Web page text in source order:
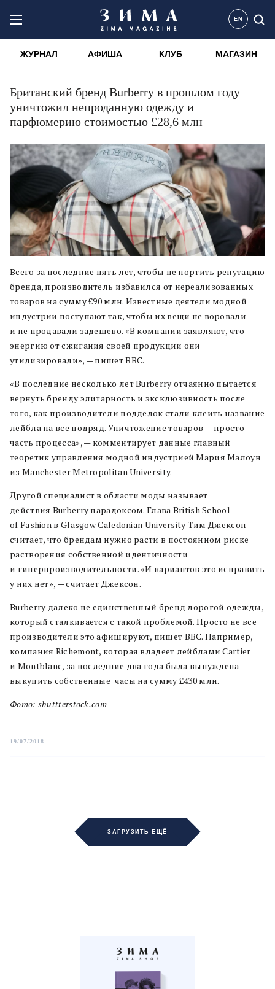
EN
ЖУРНАЛ АФИША КЛУБ МАГАЗИН
Британский бренд Burberry в прошлом году
уничтожил непроданную одежду и
парфюмерию стоимостью £28,6 млн
Всего за последние пять лет, чтобы не портить репутацию
бренда, производитель избавился от нереализованных
товаров на сумму £90 млн. Известные деятели модной
индустрии поступают так, чтобы их вещи не воровали
и не продавали задешево. «В компании заявляют, что
энергию от сжигания своей продукции они
утилизировали», — пишет BBC.
«В последние несколько лет Burberry отчаянно пытается
вернуть бренду элитарность и эксклюзивность после
того, как производители подделок стали клеить название
лейбла на все подряд. Уничтожение товаров — просто
часть процесса», — комментирует данные главный
теоретик управления модной индустрией Мария Малоун
из Manchester Metropolitan University.
Другой специалист в области моды называет
действия Burberry парадоксом. Глава British School
of Fashion в Glasgow Caledonian University Тим Джексон
считает, что брендам нужно расти в постоянном риске
растворения собственной идентичности
и гиперпроизводительности. «И вариантов это исправить
у них нет», — считает Джексон.
Burberry далеко не единственный бренд дорогой одежды,
который сталкивается с такой проблемой. Просто не все
производители это афишируют, пишет BBC. Например,
компания Richemont, которая владеет лейблами Cartier
и Montblanc, за последние два года была вынуждена
выкупить собственные часы на сумму £430 млн.
Фото: shuttterstock.com
19/07/2018
ЗАГРУЗИТЬ ЕЩЁ